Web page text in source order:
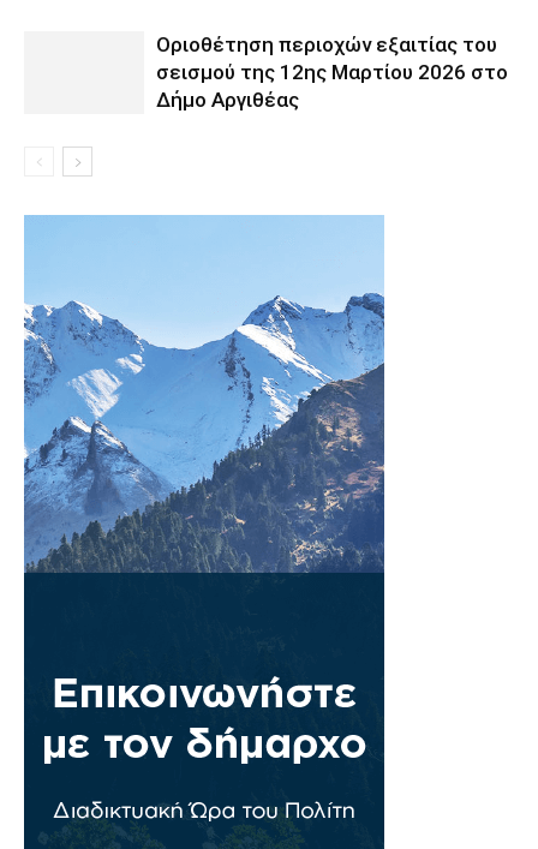
Οριοθέτηση περιοχών εξαιτίας του
σεισμού της 12ης Μαρτίου 2026 στο
Δήμο Αργιθέας